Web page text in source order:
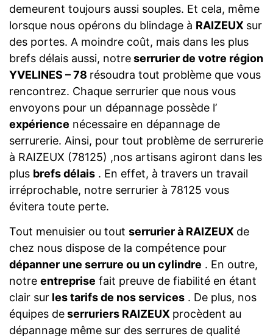
demeurent toujours aussi souples. Et cela, même
lorsque nous opérons du blindage à RAIZEUX sur
des portes. A moindre coût, mais dans les plus
brefs délais aussi, notreserrurier de votre région
YVELINES – 78 résoudra tout problème que vous
rencontrez. Chaque serrurier que nous vous
envoyons pour un dépannage possède l’
expérience nécessaire en dépannage de
serrurerie. Ainsi, pour tout problème de serrurerie
à RAIZEUX (78125) ,nos artisans agiront dans les
plus brefs délais . En effet, à travers un travail
irréprochable, notre serrurier à 78125 vous
évitera toute perte.
Tout menuisier ou tout serrurier à RAIZEUX de
chez nous dispose de la compétence pour
dépanner une serrure ou un cylindre . En outre,
notre entreprise fait preuve de fiabilité en étant
clair sur les tarifs de nos services . De plus, nos
équipes deserruriers RAIZEUX procèdent au
dépannage même sur des serrures de qualité